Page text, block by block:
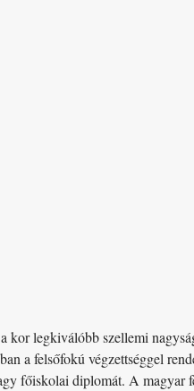
kor legkiválóbb szellemi
a felsőfokú végzettséggel
főiskolai diplomát. A magyar